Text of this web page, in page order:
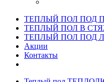
ТЕПЛЫЙ ПОЛ ПОД
ТЕПЛЫЙ ПОЛ В
ТЕПЛЫЙ ПОЛ ПОД
Акции
Контакты